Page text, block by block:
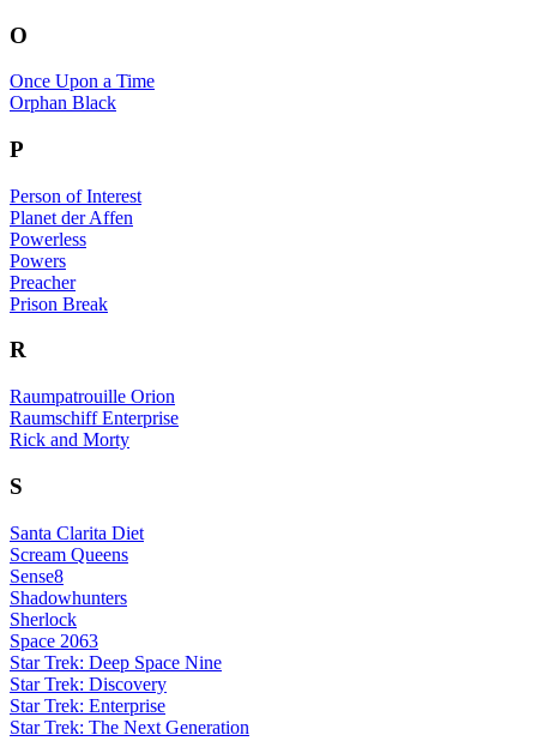
O
Once Upon a Time
Orphan Black
P
Person of Interest
Planet der Affen
Powerless
Powers
Preacher
Prison Break
R
Raumpatrouille Orion
Raumschiff Enterprise
Rick and Morty
S
Santa Clarita Diet
Scream Queens
Sense8
Shadowhunters
Sherlock
Space 2063
Star Trek: Deep Space Nine
Star Trek: Discovery
Star Trek: Enterprise
Star Trek: The Next Generation